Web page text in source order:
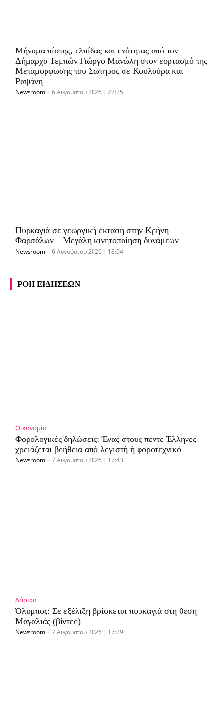
Μήνυμα πίστης, ελπίδας και ενότητας από τον
Δήμαρχο Τεμπών Γιώργο Μανώλη στον εορτασμό της
Μεταμόρφωσης του Σωτήρος σε Κουλούρα και
Ραψάνη
Newsroom - 6 Αυγούστου 2026 | 22:25
Πυρκαγιά σε γεωργική έκταση στην Κρήνη
Φαρσάλων – Μεγάλη κινητοποίηση δυνάμεων
Newsroom - 6 Αυγούστου 2026 | 18:04
ΡΟΗ ΕΙΔΗΣΕΩΝ
Οικονομία
Φορολογικές δηλώσεις: Ένας στους πέντε Έλληνες
χρειάζεται βοήθεια από λογιστή ή φοροτεχνικό
Newsroom - 7 Αυγούστου 2026 | 17:43
Λάρισα
Όλυμπος: Σε εξέλιξη βρίσκεται πυρκαγιά στη θέση
Μαγαλιάς (βίντεο)
Newsroom - 7 Αυγούστου 2026 | 17:29